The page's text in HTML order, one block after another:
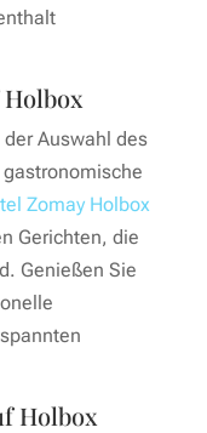
Auswahl des
Zomay Holbox
Gerichten, die
Genießen Sie
Holbox